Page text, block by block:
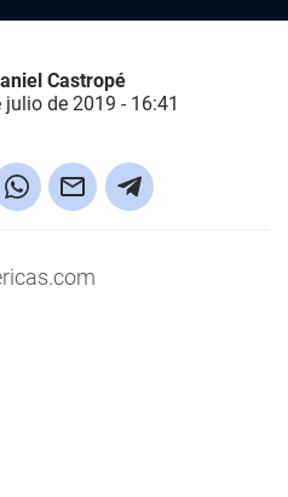
Castropé
julio de 2019 - 16:41